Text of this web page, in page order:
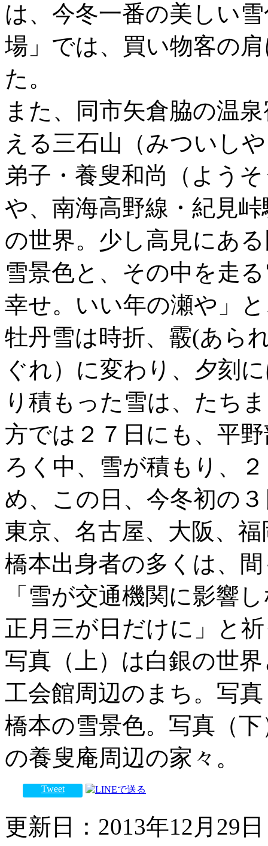
は、今冬一番の美しい
場」では、買い物客の
た。
また、同市矢倉脇の温
える三石山（みついし
弟子・養叟和尚（よう
や、南海高野線・紀見
の世界。少し高見にあ
雪景色と、その中を走
幸せ。いい年の瀬や」
牡丹雪は時折、霰(あら
ぐれ）に変わり、夕刻
り積もった雪は、たち
方では２７日にも、平
ろく中、雪が積もり、
め、この日、今冬初の
東京、名古屋、大阪、
橋本出身者の多くは、
「雪が交通機関に影響
正月三が日だけに」と
写真（上）は白銀の世
工会館周辺のまち。写
橋本の雪景色。写真（
の養叟庵周辺の家々。
Tweet
更新日：2013年12月29